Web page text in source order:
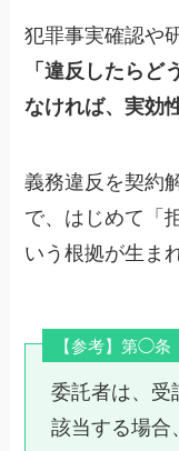
犯罪事実確認や
「違反したら
なければ、実効
義務違反を契約
で、はじめて「
いう根拠が生ま
【参考】第◯条
委託者は、受
該当する場合